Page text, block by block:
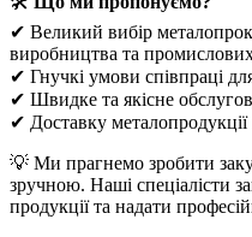
✔ Великий вибір
виробництва та
✔ Гнучкі умови співпраці
✔ Швидке та якісне
✔ Доставку
💡 Ми прагнемо зробити
зручною. Наші спеціалісти
продукції та надати